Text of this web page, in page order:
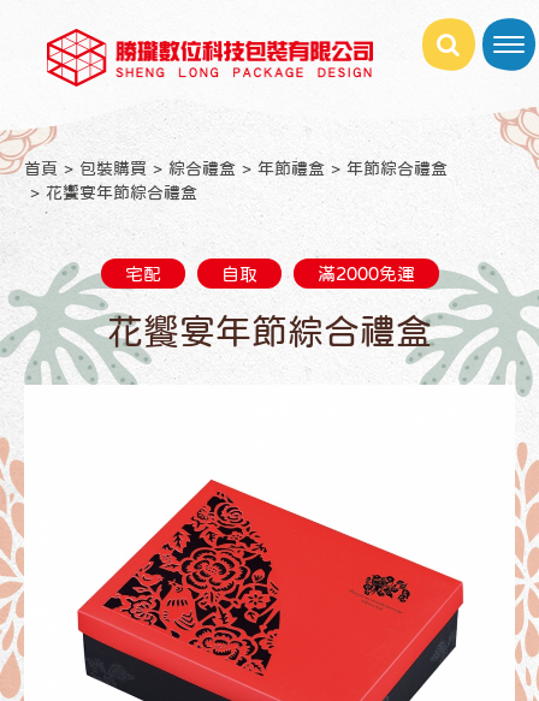
首頁 包裝購買 綜合禮盒 年節禮盒
年節綜合禮盒
花饗宴年節綜合禮盒
宅配 自取 滿2000免運
花饗宴年節綜合禮盒